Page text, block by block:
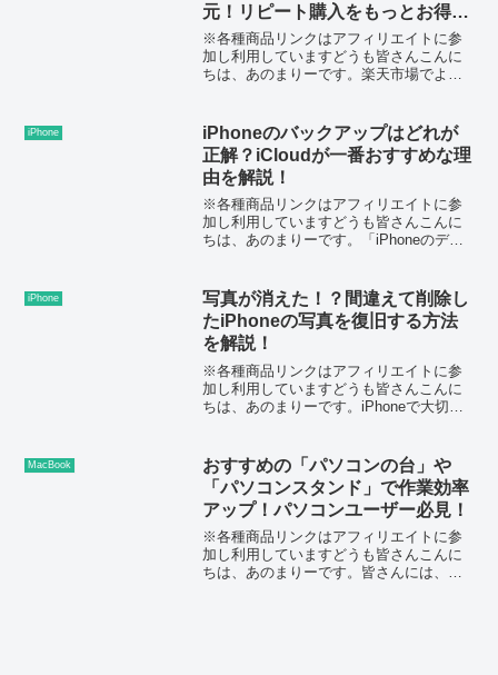
元！リピート購入をもっとお得
に！
※各種商品リンクはアフィリエイトに参
加し利用していますどうも皆さんこんに
ちは、あのまりーです。楽天市場でよく
す。実はこのキャンペーンを活用するだ
けで、誰でもポイント4...
iPhone
iPhoneのバックアップはどれが
正解？iCloudが一番おすすめな理
由を解説！
※各種商品リンクはアフィリエイトに参
加し利用していますどうも皆さんこんに
ちは、あのまりーです。「iPhoneのデー
アップが欠かせません。写真や連絡先、
アプリの設定など、...
iPhone
写真が消えた！？間違えて削除し
たiPhoneの写真を復旧する方法
を解説！
※各種商品リンクはアフィリエイトに参
加し利用していますどうも皆さんこんに
ちは、あのまりーです。iPhoneで大切な
ね。ですが、iPhoneの写真は削除しても
すぐ完全に消え...
MacBook
おすすめの「パソコンの台」や
「パソコンスタンド」で作業効率
アップ！パソコンユーザー必見！
※各種商品リンクはアフィリエイトに参
加し利用していますどうも皆さんこんに
ちは、あのまりーです。皆さんには、パ